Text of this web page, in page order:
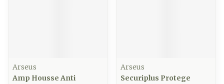
Arseus
Amp Housse Anti
Arseus
Securiplus Protege